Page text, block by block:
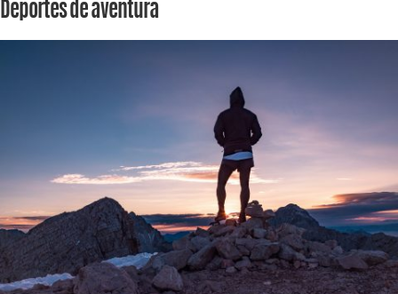
Deportes de aventura